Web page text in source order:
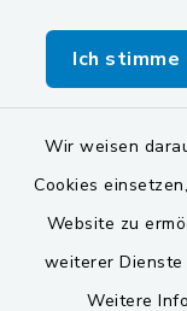
Ich stimme
Wir weisen
Cookies
Website zu
weiterer
Weitere